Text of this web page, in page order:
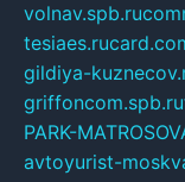
volnav.spb.ru
tesiaes.ru
gildiya-
griffoncom.spb.ru
PARK-
avtoyurist-